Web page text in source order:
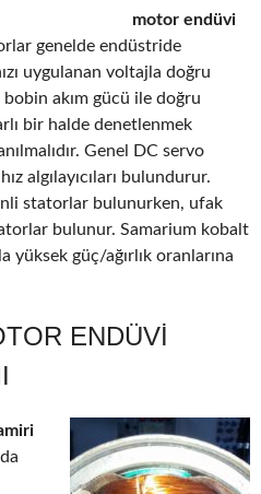
motor endüvi
genelde endüstride
uygulanan voltajla doğru
bobin akım gücü ile doğru
bir halde denetlenmek
Genel DC servo
algılayıcıları bulundurur.
statorlar bulunurken, ufak
bulunur. Samarium kobalt
yüksek güç/ağırlık oranlarına
ENDÜVI